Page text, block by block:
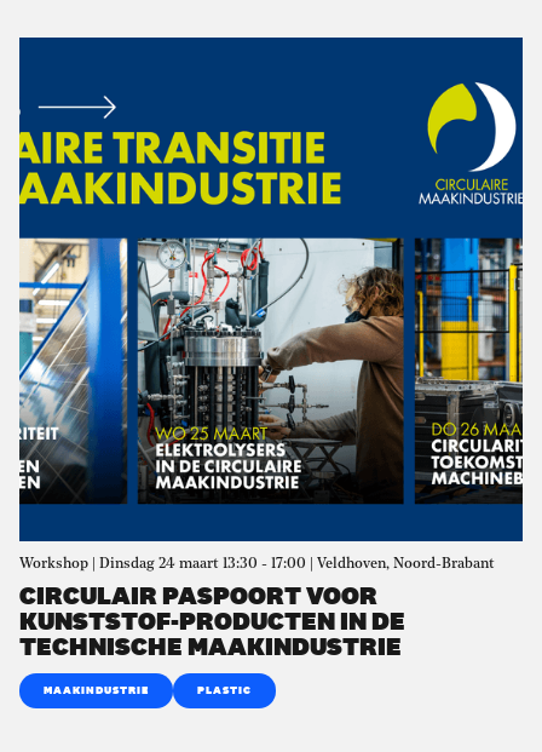
CIRCULAIR PASPOORT VOOR
KUNSTSTOF-PRODUCTEN IN DE
TECHNISCHE MAAKINDUSTRIE
Workshop | Dinsdag 24 maart 13:30 - 17:00 | Veldhoven, Noord-Brabant
MAAKINDUSTRIE PLASTIC